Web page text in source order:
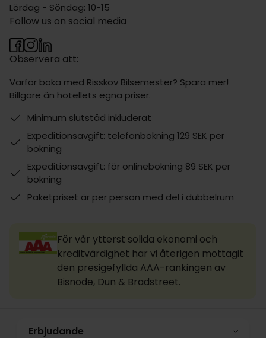
Lördag - Söndag: 10-15
Observera att:
Varför boka med Risskov Bilsemester? Spara mer!
Billgare än hotellets egna priser.
Minimum slutstäd inkluderat
Expeditionsavgift: telefonbokning 129 SEK per
bokning
Expeditionsavgift: för onlinebokning 89 SEK per
bokning
Paketpriset är per person med del i dubbelrum
Follow us on social media
För vår ytterst solida ekonomi och
kreditvärdighet har vi återigen mottagit
den presigefyllda AAA-rankingen av
Bisnode, Dun & Bradstreet.
Erbjudande